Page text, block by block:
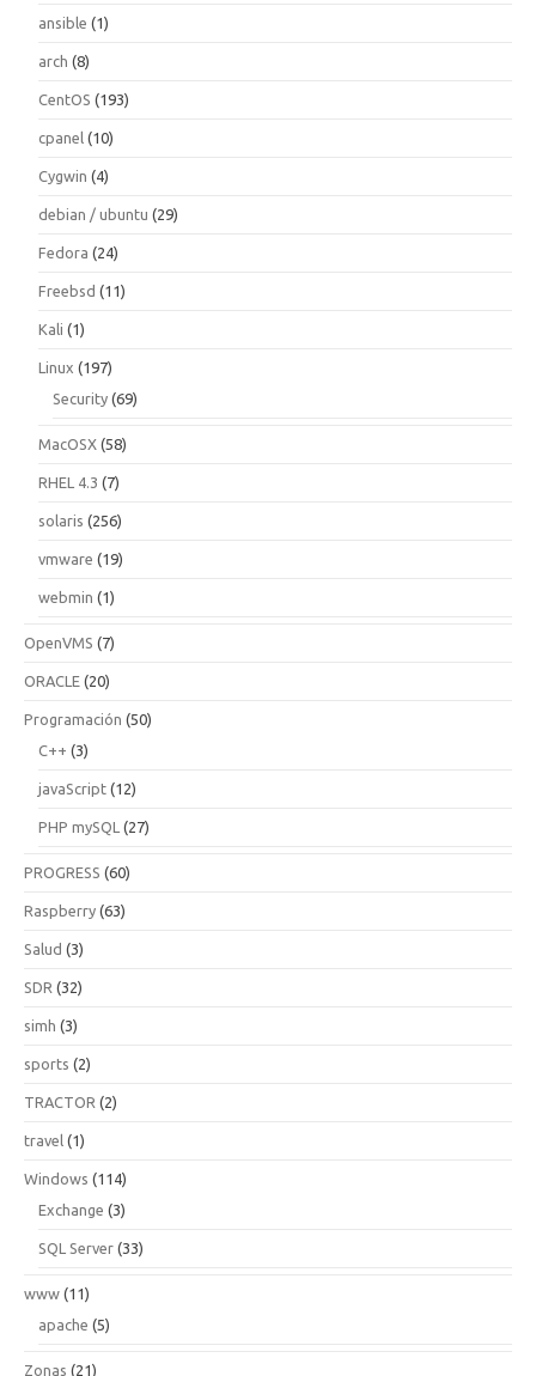
ansible (1)
arch (8)
CentOS (193)
cpanel (10)
Cygwin (4)
debian / ubuntu (29)
Fedora (24)
Freebsd (11)
Kali (1)
Linux (197)
Security (69)
MacOSX (58)
RHEL 4.3 (7)
solaris (256)
vmware (19)
webmin (1)
OpenVMS (7)
ORACLE (20)
Programación (50)
C++ (3)
javaScript (12)
PHP mySQL (27)
PROGRESS (60)
Raspberry (63)
Salud (3)
SDR (32)
simh (3)
sports (2)
TRACTOR (2)
travel (1)
Windows (114)
Exchange (3)
SQL Server (33)
www (11)
apache (5)
Zonas (21)